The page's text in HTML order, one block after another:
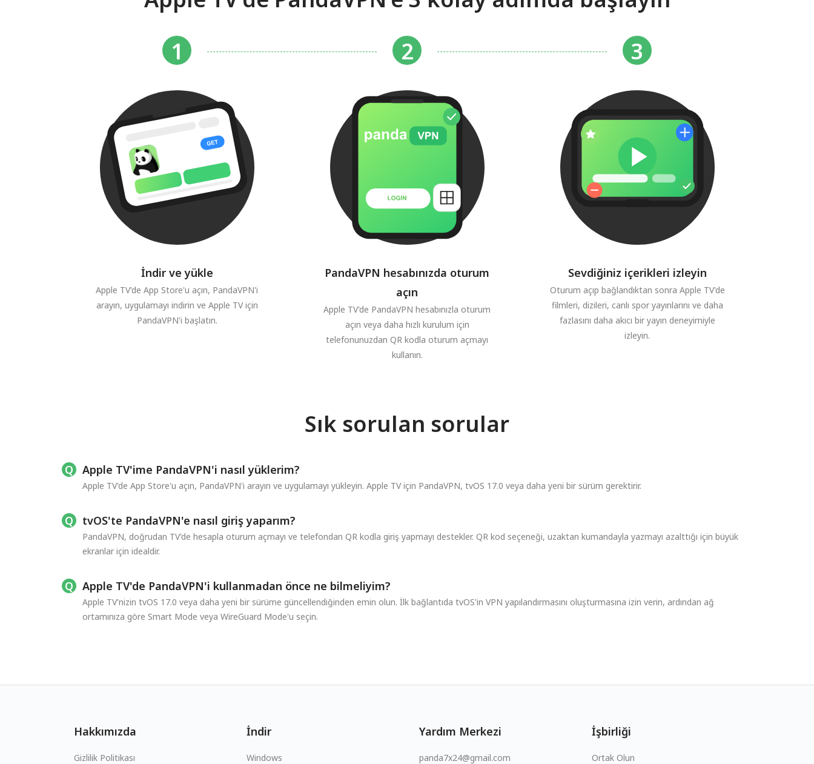
İndir ve yükle
Apple TV'de App Store'u açın, PandaVPN'i
arayın, uygulamayı indirin ve Apple TV için
PandaVPN'i başlatın.
PandaVPN hesabınızda oturum
açın
Apple TV'de PandaVPN hesabınızla oturum
açın veya daha hızlı kurulum için
telefonunuzdan QR kodla oturum açmayı
kullanın.
Sevdiğiniz içerikleri izleyin
Oturum açıp bağlandıktan sonra Apple TV'de
filmleri, dizileri, canlı spor yayınlarını ve daha
fazlasını daha akıcı bir yayın deneyimiyle
izleyin.
Sık sorulan sorular
Apple TV'ime PandaVPN'i nasıl yüklerim?
Apple TV'de App Store'u açın, PandaVPN'i arayın ve uygulamayı yükleyin. Apple TV için PandaVPN, tvOS 17.0 veya daha yeni bir sürüm gerektirir.
tvOS'te PandaVPN'e nasıl giriş yaparım?
PandaVPN, doğrudan TV'de hesapla oturum açmayı ve telefondan QR kodla giriş yapmayı destekler. QR kod seçeneği, uzaktan kumandayla yazmayı azalttığı için büyük
ekranlar için idealdir.
Apple TV'de PandaVPN'i kullanmadan önce ne bilmeliyim?
Apple TV'nizin tvOS 17.0 veya daha yeni bir sürüme güncellendiğinden emin olun. İlk bağlantıda tvOS'in VPN yapılandırmasını oluşturmasına izin verin, ardından ağ
ortamınıza göre Smart Mode veya WireGuard Mode'u seçin.
Hakkımızda
Gizlilik Politikası
İndir
Windows
Yardım Merkezi
panda7x24@gmail.com
İşbirliği
Ortak Olun